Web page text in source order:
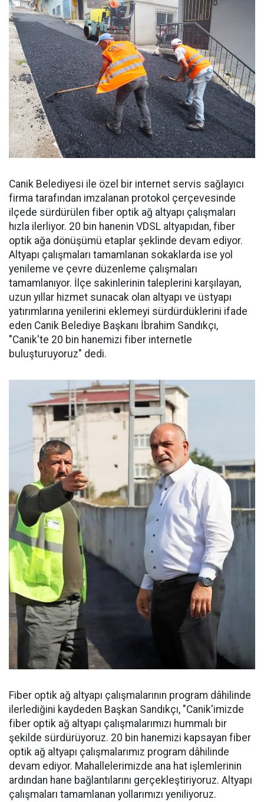
Canik Belediyesi ile özel bir internet servis sağlayıcı
firma tarafından imzalanan protokol çerçevesinde
ilçede sürdürülen fiber optik ağ altyapı çalışmaları
hızla ilerliyor. 20 bin hanenin VDSL altyapıdan, fiber
optik ağa dönüşümü etaplar şeklinde devam ediyor.
Altyapı çalışmaları tamamlanan sokaklarda ise yol
yenileme ve çevre düzenleme çalışmaları
tamamlanıyor. İlçe sakinlerinin taleplerini karşılayan,
uzun yıllar hizmet sunacak olan altyapı ve üstyapı
yatırımlarına yenilerini eklemeyi sürdürdüklerini ifade
eden Canik Belediye Başkanı İbrahim Sandıkçı,
"Canik'te 20 bin hanemizi fiber internetle
buluşturuyoruz" dedi.
Fiber optik ağ altyapı çalışmalarının program dâhilinde
ilerlediğini kaydeden Başkan Sandıkçı, "Canik'imizde
fiber optik ağ altyapı çalışmalarımızı hummalı bir
şekilde sürdürüyoruz. 20 bin hanemizi kapsayan fiber
optik ağ altyapı çalışmalarımız program dâhilinde
devam ediyor. Mahallelerimizde ana hat işlemlerinin
ardından hane bağlantılarını gerçekleştiriyoruz. Altyapı
çalışmaları tamamlanan yollarımızı yeniliyoruz.